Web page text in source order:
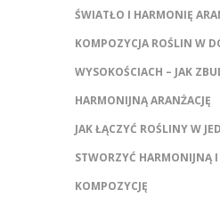
ŚWIATŁO I HARMONIĘ
KOMPOZYCJA ROŚLIN W
WYSOKOŚCIACH – JAK
HARMONIJNĄ ARANŻACJĘ
JAK ŁĄCZYĆ ROŚLINY W
STWORZYĆ HARMONIJNĄ
KOMPOZYCJĘ